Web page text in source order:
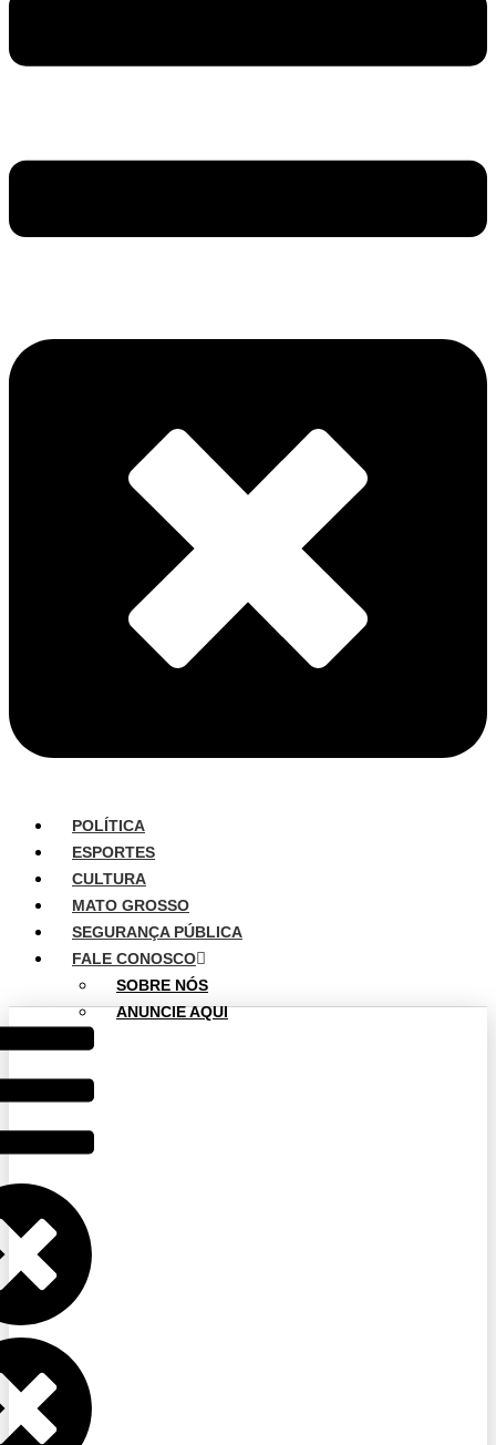
POLÍTICA
ESPORTES
CULTURA
MATO GROSSO
SEGURANÇA PÚBLICA
FALE CONOSCO
SOBRE NÓS
ANUNCIE AQUI